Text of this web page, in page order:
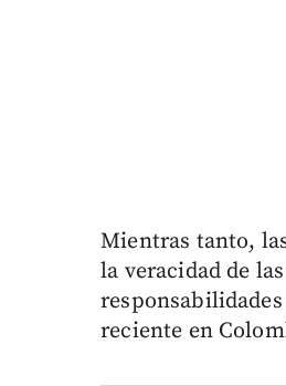
Mientras tanto,
la veracidad de
reciente en